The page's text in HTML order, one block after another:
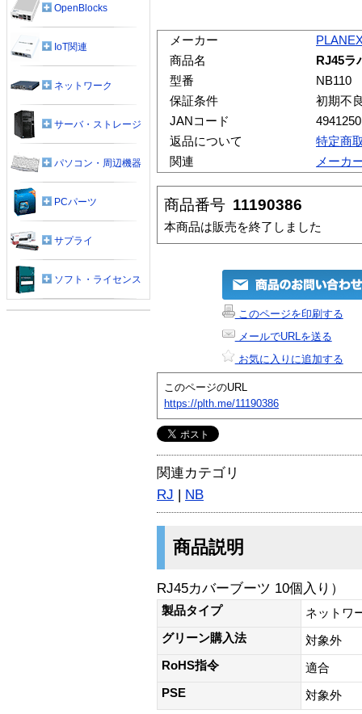
メーカー
商品名
RJ45ラ
型番
NB110
保証条件
初期不
JANコード
返品について
特定商
関連
メーカ
商品番号 11190386
本商品は販売を終了しました
このページを印刷する
メールでURLを送る
お気に入りに追加する
このページのURL
https://plth.me/11190386
関連カテゴリ
RJ | NB
商品説明
RJ45カバーブーツ 10個入り）
製品タイプ
ネットワ
グリーン購入法
対象外
RoHS指令
適合
PSE
対象外
OpenBlocks
IoT関連
ネットワーク
サーバ・ストレージ
パソコン・周辺機器
PCパーツ
サプライ
ソフト・ライセンス